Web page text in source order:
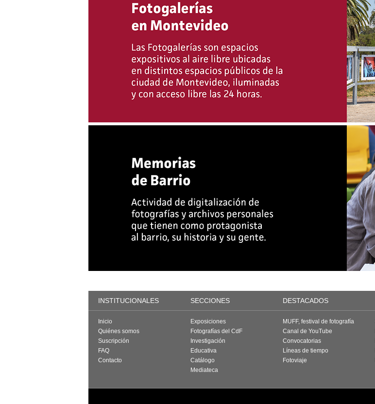
INSTITUCIONALES SECCIONES DESTACADOS
Inicio
Quiénes somos
Suscripción
FAQ
Contacto
Exposiciones
Fotografías del CdF
Investigación
Educativa
Catálogo
Mediateca
MUFF, festival de fotografía
Canal de YouTube
Convocatorias
Líneas de tiempo
Fotoviaje